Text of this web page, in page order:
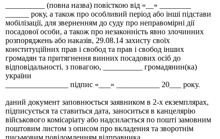
__________ (повна назва) повісткою від «__» ________
______ року, а також про особливий період або інші підстави
мобілізації, для зверненням до суду про неправомірні дії
посадової особи, а також про незаконність явно злочинних
розпоряджень або наказів, 29.08.14 захисту своїх
конституційних прав і свобод та прав і свобод інших
громадян та притягнення винних посадових осіб до
відповідальності. з повагою, __________ громадянин(ка)
україни
________________ підпис «___» ___________ 20___ року.
даний документ заповнюється заявником в 2-х екземплярах,
підписується та ставиться дата, заноситься в канцелярію
військового комісаріату або надсилається по пошті замовним
поштовим листом з описом про вкладення та зворотнім
письмовим повідомленням відправника.